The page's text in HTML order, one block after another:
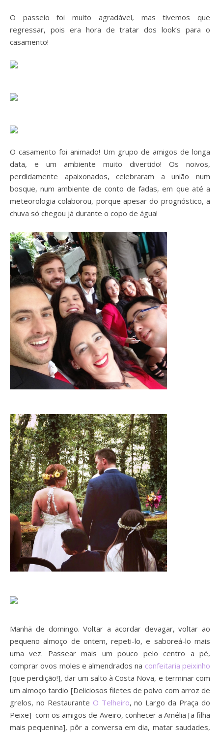
O passeio foi muito agradável, mas tivemos que
regressar, pois era hora de tratar dos look’s para o
casamento!
O casamento foi animado! Um grupo de amigos de longa
data, e um ambiente muito divertido! Os noivos,
perdidamente apaixonados, celebraram a união num
bosque, num ambiente de conto de fadas, em que até a
meteorologia colaborou, porque apesar do prognóstico, a
chuva só chegou já durante o copo de água!
Manhã de domingo. Voltar a acordar devagar, voltar ao
pequeno almoço de ontem, repeti-lo, e saboreá-lo mais
uma vez. Passear mais um pouco pelo centro a pé,
comprar ovos moles e almendrados na confeitaria peixinho
[que perdição!], dar um salto à Costa Nova, e terminar com
um almoço tardio [Deliciosos filetes de polvo com arroz de
grelos, no Restaurante O Telheiro, no Largo da Praça do
Peixe] com os amigos de Aveiro, conhecer a Amélia [a filha
mais pequenina], pôr a conversa em dia, matar saudades,